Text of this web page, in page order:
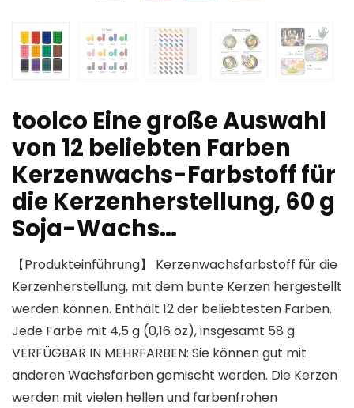
toolco Eine große Auswahl
von 12 beliebten Farben
Kerzenwachs-Farbstoff für
die Kerzenherstellung, 60 g
Soja-Wachs…
【Produkteinführung】 Kerzenwachsfarbstoff für die
Kerzenherstellung, mit dem bunte Kerzen hergestellt
werden können. Enthält 12 der beliebtesten Farben.
Jede Farbe mit 4,5 g (0,16 oz), insgesamt 58 g.
VERFÜGBAR IN MEHRFARBEN: Sie können gut mit
anderen Wachsfarben gemischt werden. Die Kerzen
werden mit vielen hellen und farbenfrohen